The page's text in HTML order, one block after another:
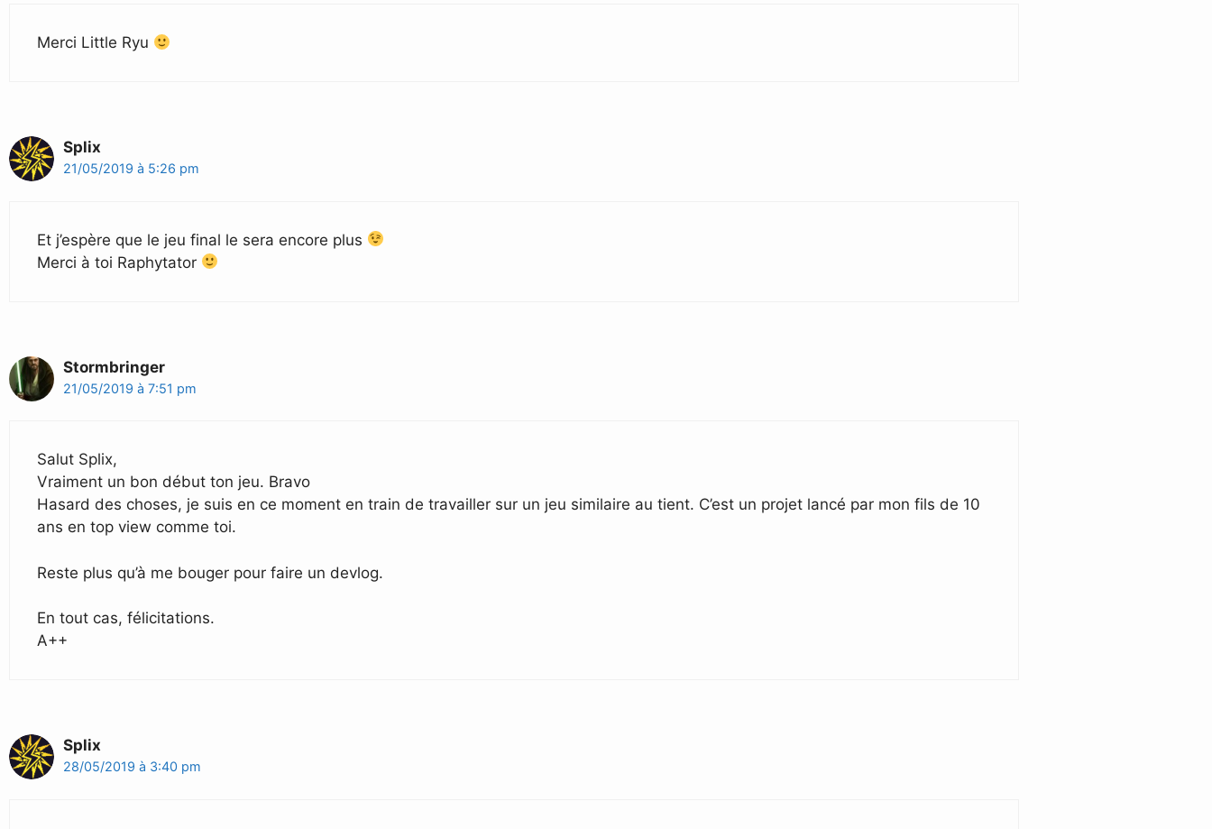
Merci Little Ryu
Splix
21/05/2019 à 5:26 pm
Et j’espère que le jeu final le sera encore plus
Merci à toi Raphytator
Stormbringer
21/05/2019 à 7:51 pm
Salut Splix,
Vraiment un bon début ton jeu. Bravo
Hasard des choses, je suis en ce moment en train de travailler sur un jeu similaire au tient. C’est un projet lancé par mon fils de 10
ans en top view comme toi.
Reste plus qu’à me bouger pour faire un devlog.
En tout cas, félicitations.
A++
Splix
28/05/2019 à 3:40 pm